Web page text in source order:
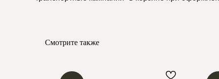
Смотрите также